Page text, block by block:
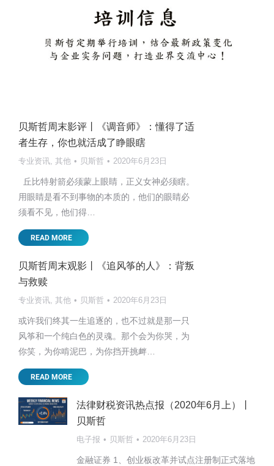
贝斯哲周末影评丨《调音师》：懂得了适
者生存，你也就活成了睁眼瞎
专业资讯, 其他 贝斯哲 2020年6月23日
丘比特射箭必须蒙上眼睛，正义女神必须瞎。
用眼睛是看不到事物的本质的，他们的眼睛必
须看不见，他们得…
READ MORE
贝斯哲周末观影丨《追风筝的人》：背叛
与救赎
专业资讯, 其他 贝斯哲 2020年6月23日
或许我们终其一生追逐的，也不过就是那一只
风筝和一个纯白色的灵魂。那个会为你哭，为
你笑，为你啃泥巴，为你挡开挑衅…
READ MORE
法律财税资讯热点报（2020年6月上）丨
贝斯哲
电子报 贝斯哲 2020年6月23日
金融证券 1、创业板改革并试点注册制正式落地